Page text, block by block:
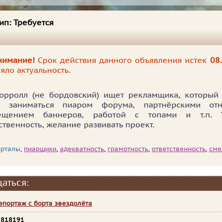
Требуется
Срок действия данного объявления истек
актуальность.
(не бордовский) ищет рекламщика, который
заниматься пиаром форума, партнёрскими
баннеров, работой с топами и т.п.
желание развивать проект.
, пиарщики, адекватность, грамотность, ответственность,
с борта звездолёта